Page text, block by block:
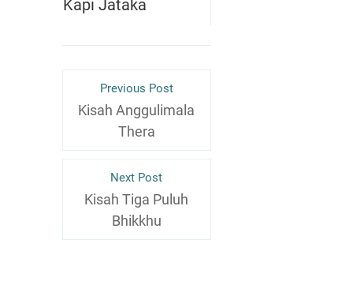
Kapi Jataka
Previous Post
Kisah Anggulimala
Thera
Next Post
Kisah Tiga Puluh
Bhikkhu